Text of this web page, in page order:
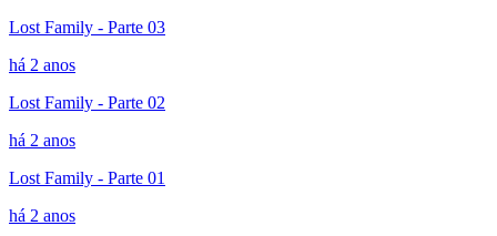
Lost Family - Parte 03
há 2 anos
Lost Family - Parte 02
há 2 anos
Lost Family - Parte 01
há 2 anos